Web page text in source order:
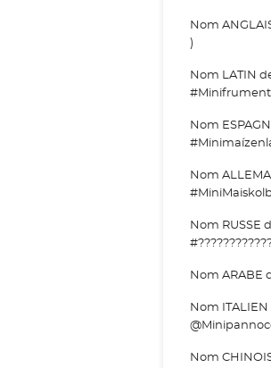
Nom
)
Nom LATIN
Nom
Nom
Nom RUSSE
Nom ARABE
Nom
Nom